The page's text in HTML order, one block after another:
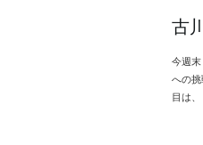
古
今週
への挑
目は